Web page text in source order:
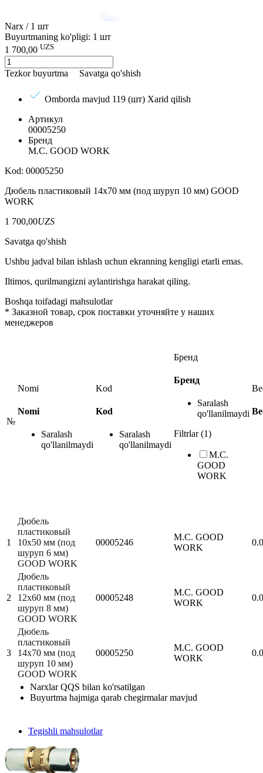
Narx / 1 шт
Buyurtmaning ko'pligi: 1 шт
1 700,00 UZS
Tezkor buyurtma Savatga qo'shish
Omborda mavjud 119 (шт) Xarid qilish
Артикул
00005250
Бренд
M.С. GOOD WORK
Kod: 00005250
Дюбель пластиковый 14х70 мм (под шуруп 10 мм) GOOD
WORK
1 700,00UZS
Savatga qo'shish
Ushbu jadval bilan ishlash uchun ekranning kengligi etarli emas.
Iltimos, qurilmangizni aylantirishga harakat qiling.
Boshqa toifadagi mahsulotlar
* Заказной товар, срок поставки уточняйте у наших
менеджеров
№
Nomi
Nomi
Saralash
qo'llanilmaydi
Kod
Kod
Saralash
qo'llanilmaydi
Бренд
Бренд
Saralash
qo'llanilmaydi
Filtrlar (1)
M.С.
GOOD
WORK
1
Дюбель
пластиковый
10х50 мм (под
шуруп 6 мм)
GOOD WORK
00005246
M.С. GOOD
WORK
2
Дюбель
пластиковый
12х60 мм (под
шуруп 8 мм)
GOOD WORK
00005248
M.С. GOOD
WORK
3
Дюбель
пластиковый
14х70 мм (под
шуруп 10 мм)
GOOD WORK
00005250
M.С. GOOD
WORK
Narxlar QQS bilan ko'rsatilgan
Buyurtma hajmiga qarab chegirmalar mavjud
Tegishli mahsulotlar